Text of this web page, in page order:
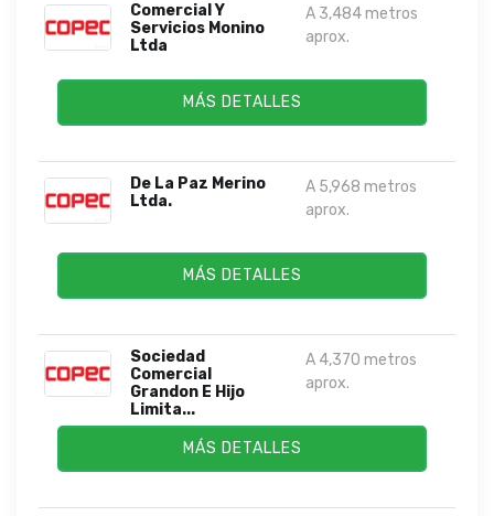
Comercial Y
Servicios Monino
Ltda
A 3,484 metros
aprox.
MÁS DETALLES
De La Paz Merino
Ltda.
A 5,968 metros
aprox.
MÁS DETALLES
Sociedad
Comercial
Grandon E Hijo
Limita...
A 4,370 metros
aprox.
MÁS DETALLES